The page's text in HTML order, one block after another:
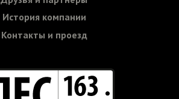
История компании
Контакты и проезд